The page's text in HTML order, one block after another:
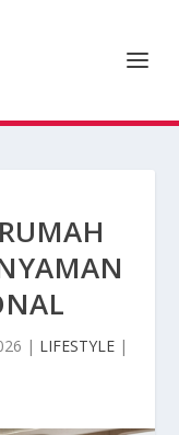
| LIFESTYLE|